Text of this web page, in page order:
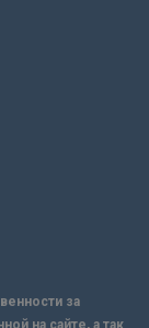
за
на сайте, а так